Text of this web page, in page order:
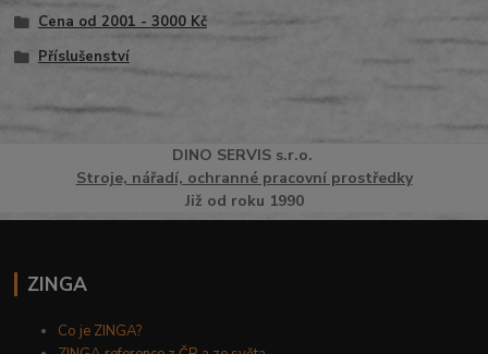
Cena od 2001 - 3000 Kč
Příslušenství
DINO SERVISs.r.o.
Stroje, nářadí, ochranné pracovní prostředky
Již od roku 1990
ZINGA
Co je ZINGA?